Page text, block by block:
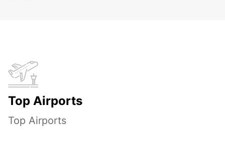
Top Airports
Top Airports